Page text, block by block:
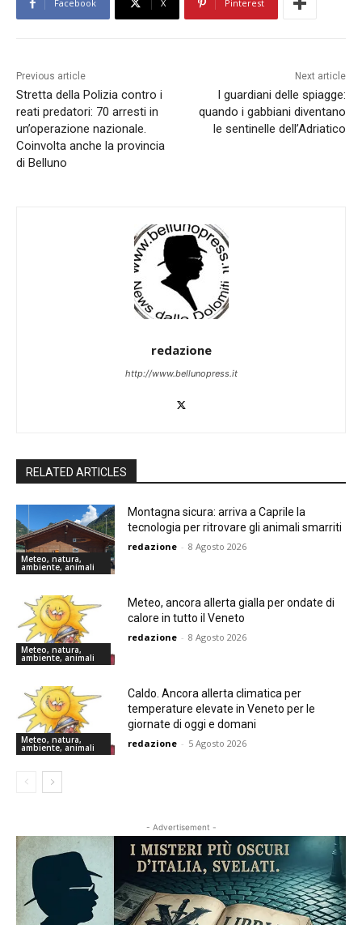
Facebook X Pinterest
Previous article
Stretta della Polizia contro i
reati predatori: 70 arresti in
un’operazione nazionale.
Coinvolta anche la provincia
di Belluno
Next article
I guardiani delle spiagge:
quando i gabbiani diventano
le sentinelle dell’Adriatico
redazione
http://www.bellunopress.it
RELATED ARTICLES
Meteo, natura,
ambiente, animali
Montagna sicura: arriva a Caprile la
tecnologia per ritrovare gli animali smarriti
redazione - 8 Agosto 2026
Meteo, natura,
ambiente, animali
Meteo, ancora allerta gialla per ondate di
calore in tutto il Veneto
redazione - 8 Agosto 2026
Meteo, natura,
ambiente, animali
Caldo. Ancora allerta climatica per
temperature elevate in Veneto per le
giornate di oggi e domani
redazione - 5 Agosto 2026
- Advertisement -